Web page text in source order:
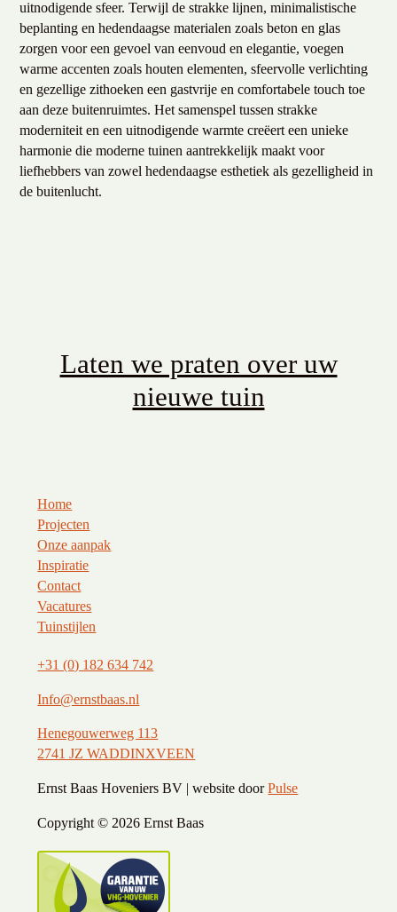
uitnodigende sfeer. Terwijl de strakke lijnen, minimalistische
beplanting en hedendaagse materialen zoals beton en glas
zorgen voor een gevoel van eenvoud en elegantie, voegen
warme accenten zoals houten elementen, sfeervolle verlichting
en gezellige zithoeken een gastvrije en comfortabele touch toe
aan deze buitenruimtes. Het samenspel tussen strakke
moderniteit en een uitnodigende warmte creëert een unieke
harmonie die moderne tuinen aantrekkelijk maakt voor
liefhebbers van zowel hedendaagse esthetiek als gezelligheid in
de buitenlucht.
Laten we praten over uw
nieuwe tuin
Home
Projecten
Onze aanpak
Inspiratie
Contact
Vacatures
Tuinstijlen
+31 (0) 182 634 742
Info@ernstbaas.nl
Henegouwerweg 113
2741 JZ WADDINXVEEN
Ernst Baas Hoveniers BV | website doorPulse
Copyright © 2026 Ernst Baas